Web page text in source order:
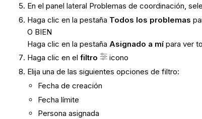
En el panel lateral Problemas de coordinación,
Haga clic en la pestaña Todos los problemas
O BIEN
Haga clic en la pestaña Asignado a mí para ver
Haga clic en elfiltro
icono
Elija una de las siguientes opciones de filtro:
Fecha de creación
Fecha límite
Persona asignada